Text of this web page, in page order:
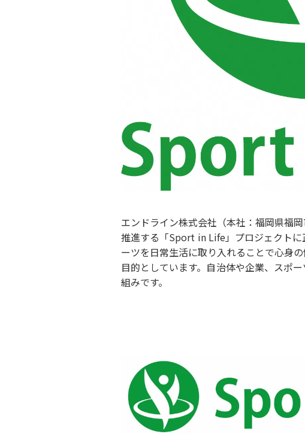
エンドライン株式会社（本社：福岡県福
推進する「Sport in Life」プロジェクト
ーツを日常生活に取り入れることで心身
目的としています。自治体や企業、スポ
組みです。